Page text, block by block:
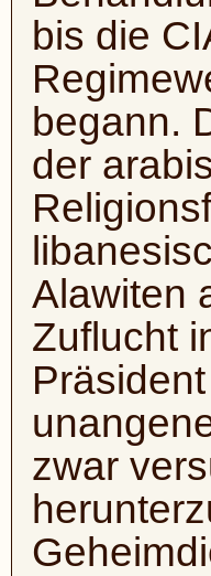
bis die
begann.
der
Alawiten
Zuflucht
zwar